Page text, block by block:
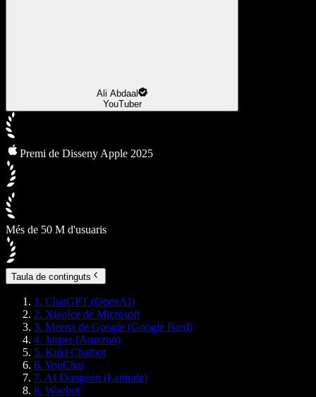
Ali Abdaal
YouTuber
Premi de Disseny Apple 2025
Més de 50 M d'usuaris
Taula de continguts
1. ChatGPT (OpenAI)
2. XiaoIce de Microsoft
3. Meena de Google (Google Bard)
4. Jasper (Amazon)
5. Kuki Chatbot
6. YouChat
7. AI Dungeon (Latitude)
8. Woebot